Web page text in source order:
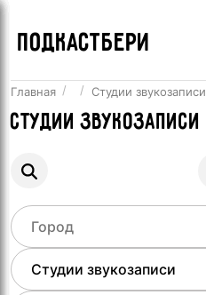
ПОДКАСТБЕРИ
Главная Студии звукозаписи
Студии звукозаписи